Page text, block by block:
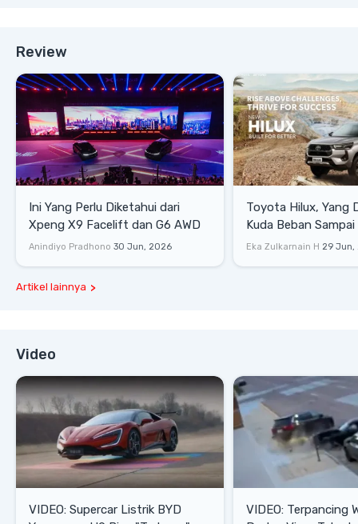
Review
Ini Yang Perlu Diketahui dari
Xpeng X9 Facelift dan G6 AWD
Anindiyo Pradhono 30 Jun, 2026
Toyota Hilux, Yang
Kuda Beban
Lifestyle
Eka Zulkarnain H 29 Jun,
Artikel lainnya
Video
VIDEO: Supercar Listrik BYD
VIDEO: Terpancing